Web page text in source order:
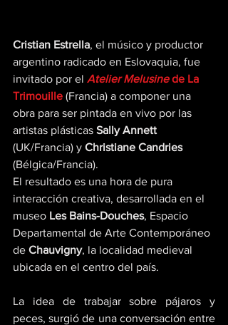
Cristian Estrella, el músico y productor
argentino radicado en Eslovaquia, fue
invitado por el Atelier Melusine de La
Trimouille (Francia) a componer una
obra para ser pintada en vivo por las
artistas plásticas Sally Annett
(UK/Francia) y Christiane Candries
(Bélgica/Francia).
El resultado es una hora de pura
interacción creativa, desarrollada en el
museo Les Bains-Douches, Espacio
Departamental de Arte Contemporáneo
de Chauvigny, la localidad medieval
ubicada en el centro del país.
La idea de trabajar sobre pájaros y
peces, surgió de una conversación entre